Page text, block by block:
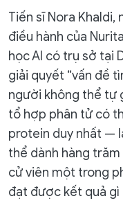
Tiến sĩ Nora
điều hành của
học AI có trụ sở tại
giải quyết “vấn đề
người không thể tự
tổ hợp phân tử có
protein duy nhất —
thể dành hàng
cử viên một trong
đạt được kết quả gì